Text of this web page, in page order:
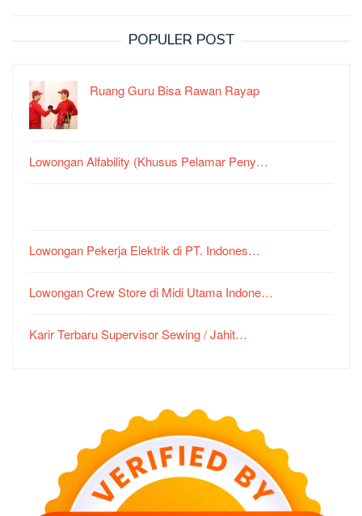
POPULER POST
Ruang Guru Bisa Rawan Rayap
Lowongan Alfability (Khusus Pelamar Peny…
Lowongan Pekerja Elektrik di PT. Indones…
Lowongan Crew Store di Midi Utama Indone…
Karir Terbaru Supervisor Sewing / Jahit…